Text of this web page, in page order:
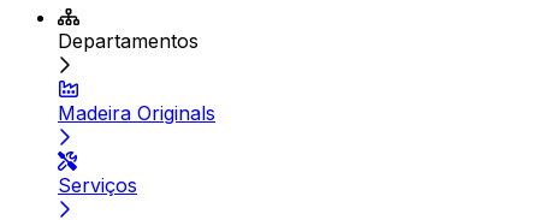
Departamentos
Madeira Originals
Serviços